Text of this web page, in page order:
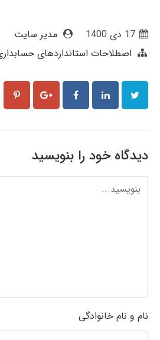
17 دی 1400
مدیر سایت
اصطلاحات استانداردهای حسابداری
دیدگاه خود را بنویسید
نام و نام خانوادگی